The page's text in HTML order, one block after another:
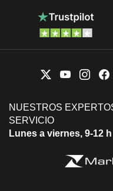
NUESTROS
SERVICIO
Lunes a viernes, 9-12